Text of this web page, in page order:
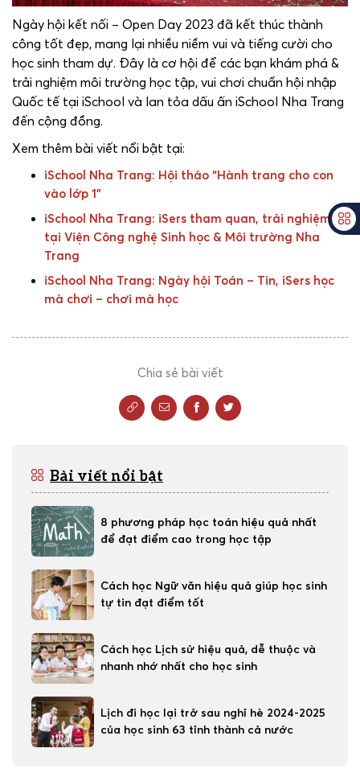
Ngày hội kết nối – Open Day 2023 đã kết thúc thành
công tốt đẹp, mang lại nhiều niềm vui và tiếng cười cho
học sinh tham dự. Đây là cơ hội để các bạn khám phá &
trải nghiệm môi trường học tập, vui chơi chuẩn hội nhập
Quốc tế tại iSchool và lan tỏa dấu ấn iSchool Nha Trang
đến cộng đồng.
Xem thêm bài viết nổi bật tại:
iSchool Nha Trang: Hội thảo “Hành trang cho con
vào lớp 1”
iSchool Nha Trang: iSers tham quan, trải nghiệm
tại Viện Công nghệ Sinh học & Môi trường Nha
Trang
iSchool Nha Trang: Ngày hội Toán – Tin, iSers học
mà chơi – chơi mà học
Chia sẻ bài viết
Bài viết nổi bật
8 phương pháp học toán hiệu quả nhất
để đạt điểm cao trong học tập
Cách học Ngữ văn hiệu quả giúp học sinh
tự tin đạt điểm tốt
Cách học Lịch sử hiệu quả, dễ thuộc và
nhanh nhớ nhất cho học sinh
Lịch đi học lại trở sau nghỉ hè 2024-2025
của học sinh 63 tỉnh thành cả nước